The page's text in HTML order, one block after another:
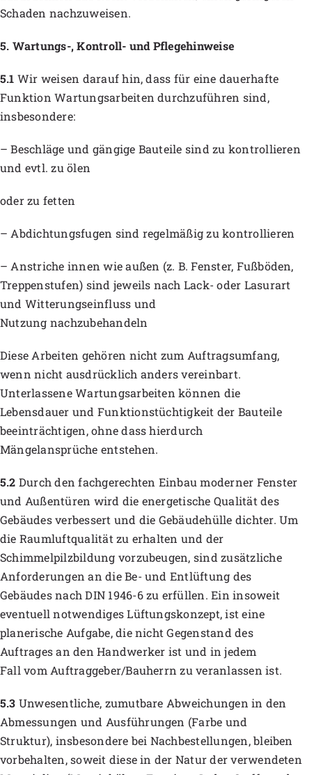
Schaden nachzuweisen.
5. Wartungs-, Kontroll- und Pflegehinweise
5.1 Wir weisen darauf hin, dass für eine dauerhafte
Funktion Wartungsarbeiten durchzuführen sind,
insbesondere:
– Beschläge und gängige Bauteile sind zu kontrollieren
und evtl. zu ölen
oder zu fetten
– Abdichtungsfugen sind regelmäßig zu kontrollieren
– Anstriche innen wie außen (z. B. Fenster, Fußböden,
Treppenstufen) sind jeweils nach Lack- oder Lasurart
und Witterungseinfluss und
Nutzung nachzubehandeln
Diese Arbeiten gehören nicht zum Auftragsumfang,
wenn nicht ausdrücklich anders vereinbart.
Unterlassene Wartungsarbeiten können die
Lebensdauer und Funktionstüchtigkeit der Bauteile
beeinträchtigen, ohne dass hierdurch
Mängelansprüche entstehen.
5.2 Durch den fachgerechten Einbau moderner Fenster
und Außentüren wird die energetische Qualität des
Gebäudes verbessert und die Gebäudehülle dichter. Um
die Raumluftqualität zu erhalten und der
Schimmelpilzbildung vorzubeugen, sind zusätzliche
Anforderungen an die Be- und Entlüftung des
Gebäudes nach DIN 1946-6 zu erfüllen. Ein insoweit
eventuell notwendiges Lüftungskonzept, ist eine
planerische Aufgabe, die nicht Gegenstand des
Auftrages an den Handwerker ist und in jedem
Fall vom Auftraggeber/Bauherrn zu veranlassen ist.
5.3 Unwesentliche, zumutbare Abweichungen in den
Abmessungen und Ausführungen (Farbe und
Struktur), insbesondere bei Nachbestellungen, bleiben
vorbehalten, soweit diese in der Natur der verwendeten